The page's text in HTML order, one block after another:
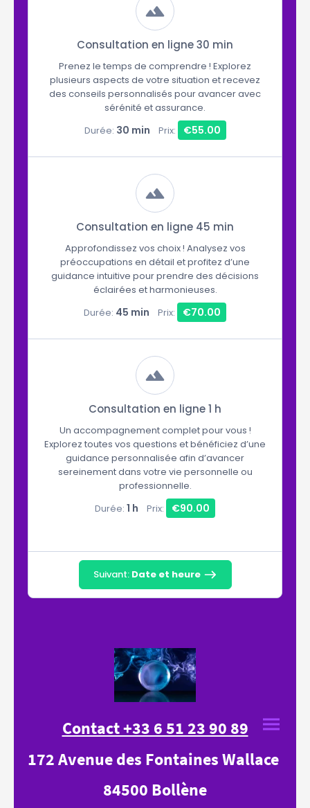
Consultation en ligne 30 min
Prenez le temps de comprendre ! Explorez
plusieurs aspects de votre situation et recevez
des conseils personnalisés pour avancer avec
sérénité et assurance.
Durée: 30 min Prix: €55.00
Consultation en ligne 45 min
Approfondissez vos choix ! Analysez vos
préoccupations en détail et profitez d’une
guidance intuitive pour prendre des décisions
éclairées et harmonieuses.
Durée: 45 min Prix: €70.00
Consultation en ligne 1 h
Un accompagnement complet pour vous !
Explorez toutes vos questions et bénéficiez d’une
guidance personnalisée afin d’avancer
sereinement dans votre vie personnelle ou
professionnelle.
Durée: 1 h Prix: €90.00
Suivant: Date et heure
Contact +33 6 51 23 90 89
172 Avenue des Fontaines Wallace
84500 Bollène